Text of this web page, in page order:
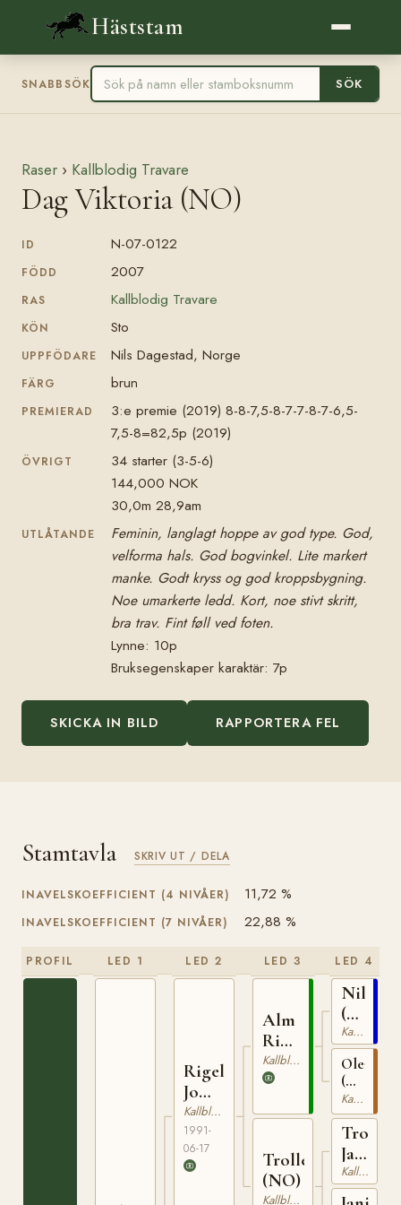
Häststam
SNABBSÖK SÖK
Raser › Kallblodig Travare
Dag Viktoria (NO)
ID N-07-0122
FÖDD 2007
RAS Kallblodig Travare
KÖN Sto
UPPFÖDARE Nils Dagestad, Norge
FÄRG brun
PREMIERAD
3:e premie (2019) 8-8-7,5-8-7-7-8-7-6,5-
7,5-8=82,5p (2019)
ÖVRIGT
34 starter (3-5-6)
144,000 NOK
30,0m 28,9am
UTLÅTANDE
Feminin, langlagt hoppe av god type. God,
velforma hals. God bogvinkel. Lite markert
manke. Godt kryss og god kroppsbygning.
Noe umarkerte ledd. Kort, noe stivt skritt,
bra trav. Fint føll ved foten.
Lynne: 10p
Bruksegenskaper karaktär: 7p
SKICKA IN BILD RAPPORTERA FEL
Stamtavla SKRIV UT / DELA
INAVELSKOEFFICIENT (4 NIVÅER) 11,72 %
INAVELSKOEFFICIENT (7 NIVÅER) 22,88 %
PROFIL LED 1 LED 2
Rigel
Jo
(NO)
Kallblodig Travare
1991-
06-17
LED 3
Alm
Rigel
(NO)
Kallblodig Travare
Trollenka
(NO)
Kallblodig Travare
LED 4
Nilen
(NO)
N
1956
Kallblodig Travare
Oleanne
(NO)
T-
24064
Kallblodig Travare
Troll
Jahn
(NO)
Kallblodig Travare